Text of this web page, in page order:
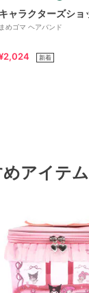
まめゴマ ヘアバンド
新着
アイテム